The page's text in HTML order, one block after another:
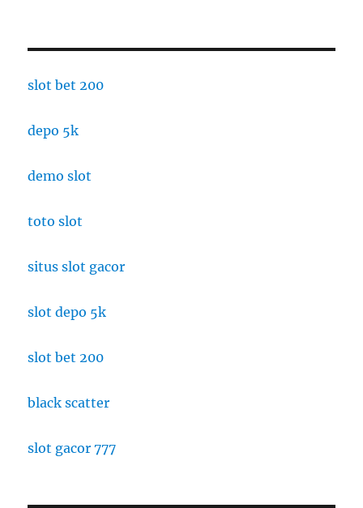
slot bet 200
depo 5k
demo slot
toto slot
situs slot gacor
slot depo 5k
slot bet 200
black scatter
slot gacor 777